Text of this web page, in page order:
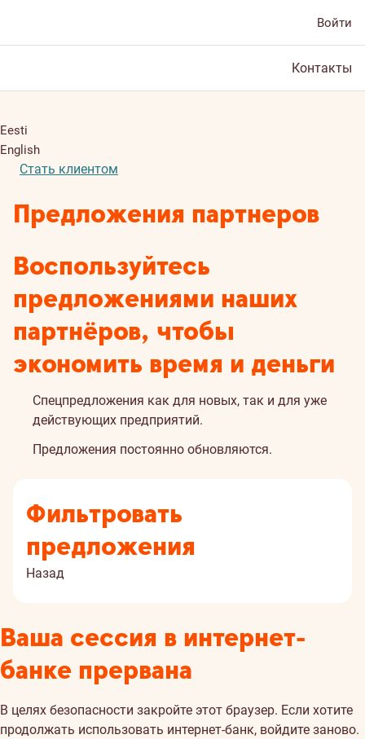
Войти
Контакты
Eesti
English
Стать клиентом
Предложения партнеров
Воспользуйтесь
предложениями наших
партнёров, чтобы
экономить время и деньги
Спецпредложения как для новых, так и для уже
действующих предприятий.
Предложения постоянно обновляются.
Фильтровать
предложения
Назад
Ваша сессия в интернет-
банке прервана
В целях безопасности закройте этот браузер. Если хотите
продолжать использовать интернет-банк, войдите заново.